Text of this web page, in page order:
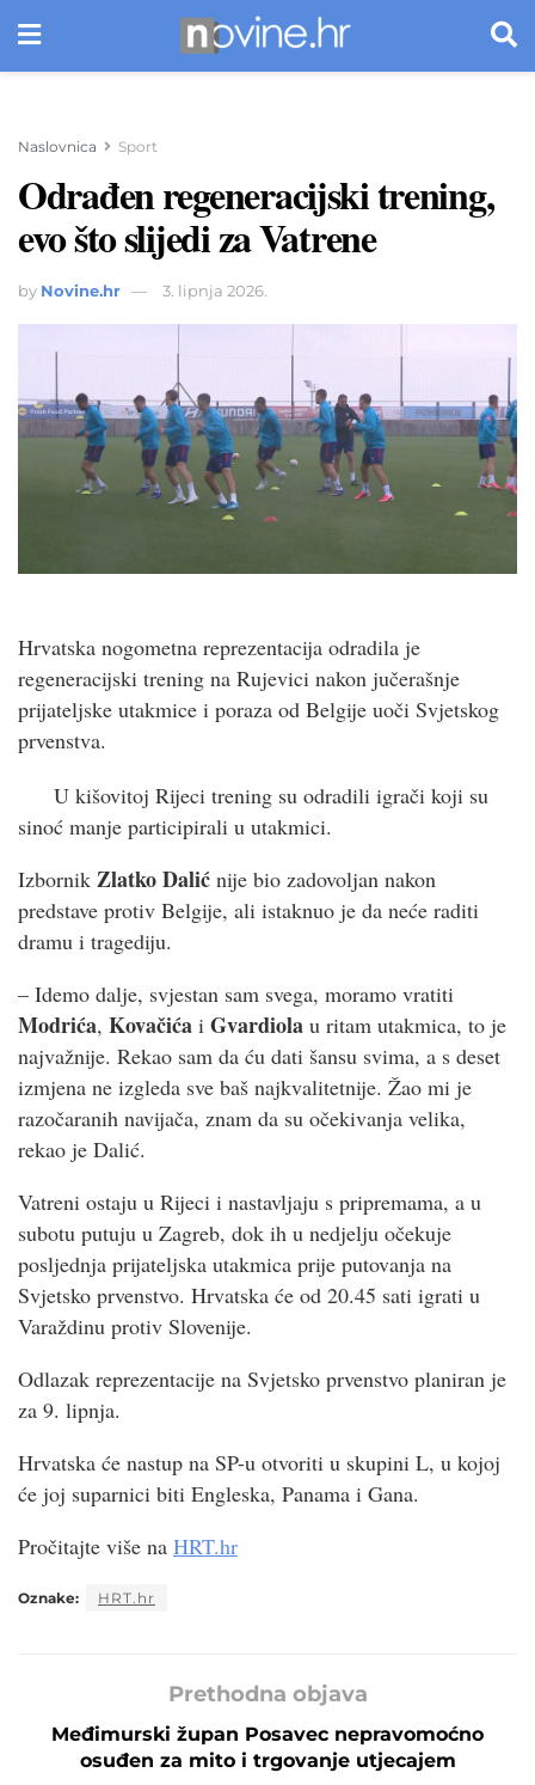
Naslovnica Sport
Odrađen regeneracijski trening,
evo što slijedi za Vatrene
by Novine.hr 3. lipnja 2026.
Hrvatska nogometna reprezentacija odradila je
regeneracijski trening na Rujevici nakon jučerašnje
prijateljske utakmice i poraza od Belgije uoči Svjetskog
prvenstva.
U kišovitoj Rijeci trening su odradili igrači koji su
sinoć manje participirali u utakmici.
Izbornik Zlatko Dalić nije bio zadovoljan nakon
predstave protiv Belgije, ali istaknuo je da neće raditi
dramu i tragediju.
– Idemo dalje, svjestan sam svega, moramo vratiti
Modrića, Kovačića i Gvardiola u ritam utakmica, to je
najvažnije. Rekao sam da ću dati šansu svima, a s deset
izmjena ne izgleda sve baš najkvalitetnije. Žao mi je
razočaranih navijača, znam da su očekivanja velika,
rekao je Dalić.
Vatreni ostaju u Rijeci i nastavljaju s pripremama, a u
subotu putuju u Zagreb, dok ih u nedjelju očekuje
posljednja prijateljska utakmica prije putovanja na
Svjetsko prvenstvo. Hrvatska će od 20.45 sati igrati u
Varaždinu protiv Slovenije.
Odlazak reprezentacije na Svjetsko prvenstvo planiran je
za 9. lipnja.
Hrvatska će nastup na SP-u otvoriti u skupini L, u kojoj
će joj suparnici biti Engleska, Panama i Gana.
Pročitajte više na HRT.hr
Oznake: HRT.hr
Prethodna objava
Međimurski župan Posavec nepravomoćno
osuđen za mito i trgovanje utjecajem